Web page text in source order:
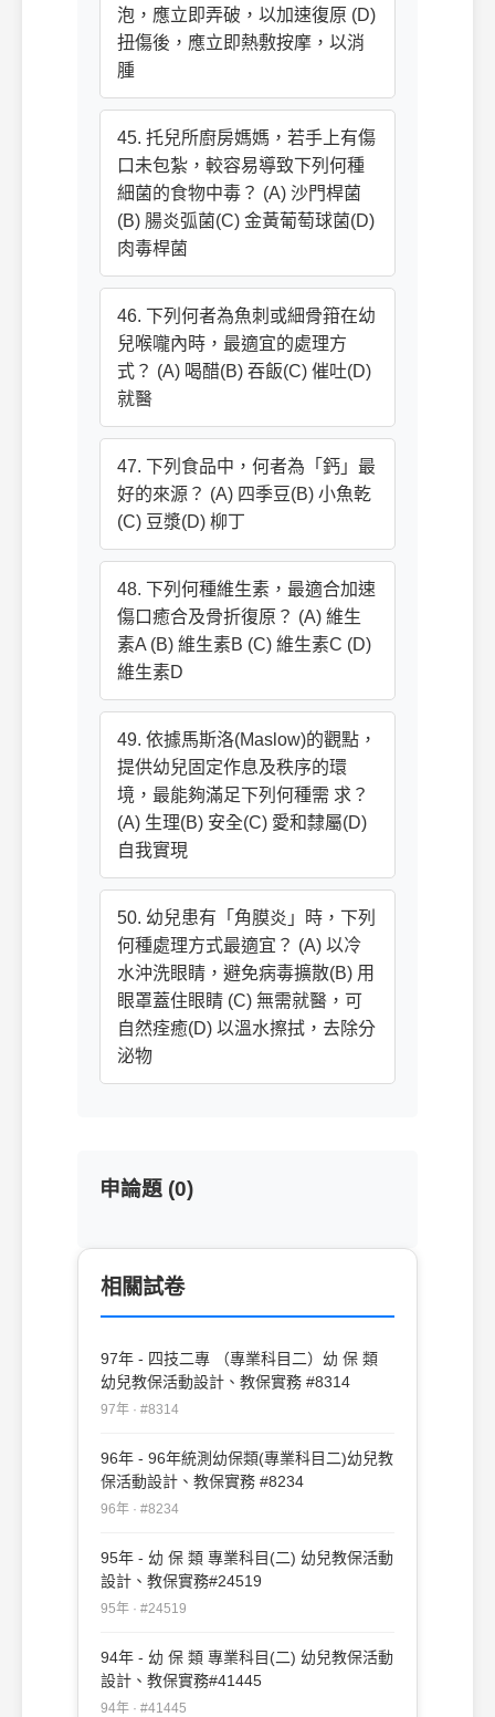
泡，應立即弄破，以加速復原 (D)
扭傷後，應立即熱敷按摩，以消
腫
45. 托兒所廚房媽媽，若手上有傷
口未包紮，較容易導致下列何種
細菌的食物中毒？ (A) 沙門桿菌
(B) 腸炎弧菌(C) 金黃葡萄球菌(D)
肉毒桿菌
46. 下列何者為魚刺或細骨箝在幼
兒喉嚨內時，最適宜的處理方
式？ (A) 喝醋(B) 吞飯(C) 催吐(D)
就醫
47. 下列食品中，何者為「鈣」最
好的來源？ (A) 四季豆(B) 小魚乾
(C) 豆漿(D) 柳丁
48. 下列何種維生素，最適合加速
傷口癒合及骨折復原？ (A) 維生
素A (B) 維生素B (C) 維生素C (D)
維生素D
49. 依據馬斯洛(Maslow)的觀點，
提供幼兒固定作息及秩序的環
境，最能夠滿足下列何種需 求？
(A) 生理(B) 安全(C) 愛和隸屬(D)
自我實現
50. 幼兒患有「角膜炎」時，下列
何種處理方式最適宜？ (A) 以冷
水沖洗眼睛，避免病毒擴散(B) 用
眼罩蓋住眼睛 (C) 無需就醫，可
自然痊癒(D) 以溫水擦拭，去除分
泌物
申論題 (0)
相關試卷
97年 - 四技二專 （專業科目二）幼 保 類
幼兒教保活動設計、教保實務 #8314
97年 · #8314
96年 - 96年統測幼保類(專業科目二)幼兒教
保活動設計、教保實務 #8234
96年 · #8234
95年 - 幼 保 類 專業科目(二) 幼兒教保活動
設計、教保實務#24519
95年 · #24519
94年 - 幼 保 類 專業科目(二) 幼兒教保活動
設計、教保實務#41445
94年 · #41445